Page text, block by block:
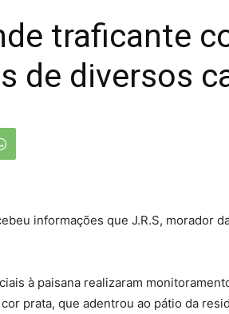
traficante
de diversos
informações que J.R.S, morador
à paisana realizaram
prata, que adentrou ao pátio da